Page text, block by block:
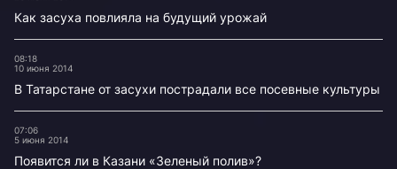
Как засуха повлияла на будущий урожай
08:18
10 июня 2014
В Татарстане от засухи пострадали все посевные культуры
07:06
5 июня 2014
Появится ли в Казани «Зеленый полив»?